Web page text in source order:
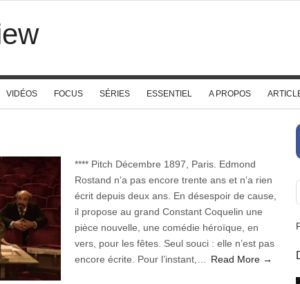
VIDÉOS FOCUS SÉRIES ESSENTIEL A PROPOS
**** Pitch Décembre 1897, Paris. Edmond
Rostand n’a pas encore trente ans et n’a rien
écrit depuis deux ans. En désespoir de cause,
il propose au grand Constant Coquelin une
pièce nouvelle, une comédie héroïque, en
vers, pour les fêtes. Seul souci : elle n’est pas
encore écrite. Pour l’instant,…
Read More →